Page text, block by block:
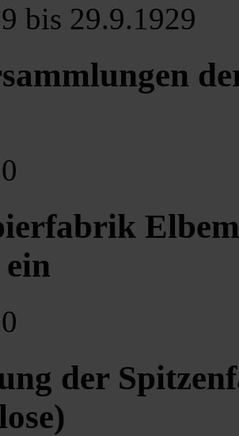
bis 29.9.1929
der